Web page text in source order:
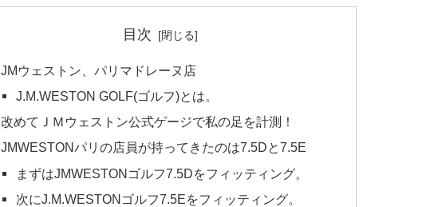
目次
JMウェストン、パリマドレーヌ店
J.M.WESTON GOLF(ゴルフ)とは。
改めてＪＭウェストン公式ゲージで私の足を計測！
JMWESTONパリの店員が持ってきたのは7.5Dと7.5E
まずはJMWESTONゴルフ7.5Dをフィッティング。
次にJ.M.WESTONゴルフ7.5Eをフィッティング。